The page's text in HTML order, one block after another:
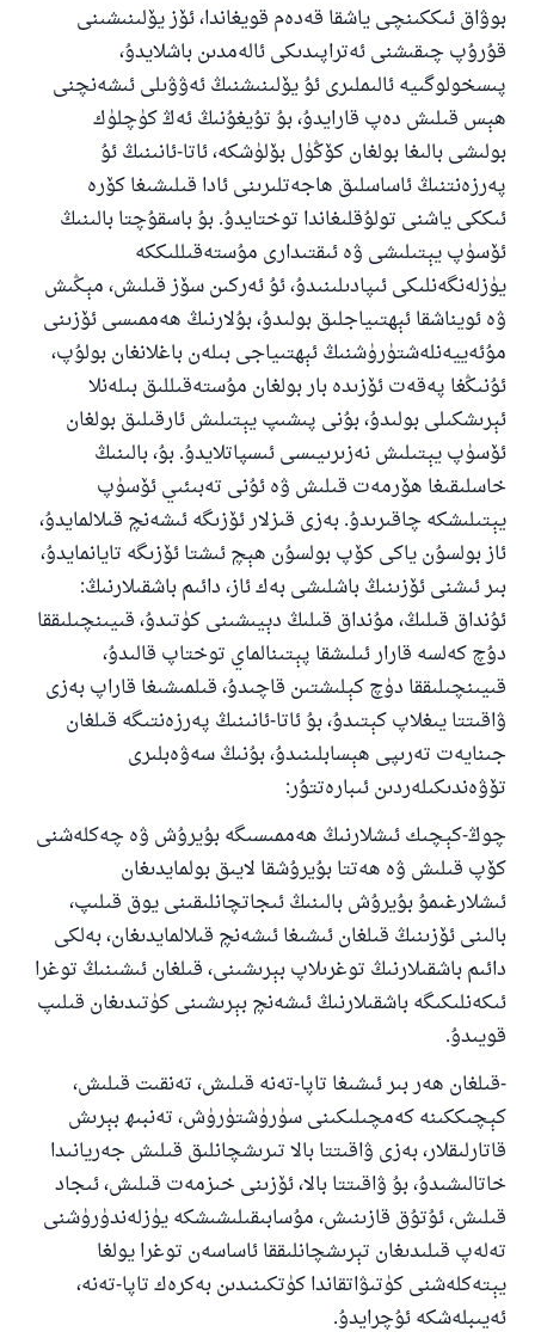
بوۋاق ئىككىنچى ياشقا قەدەم قويغاندا، ئۆز يۆلىنىشىنى
قۇرۇپ چىقىشنى ئەتراپىدىكى ئالەمدىن باشلايدۇ،
پىسخولوگىيە ئالىملىرى ئۇ يۆلىنىشنىڭ ئەۋۋىلى ئىشەنچنى
ھېس قىلىش دەپ قارايدۇ، بۇ تۇيغۇنىڭ ئەڭ كۈچلۈك
بولىشى بالىغا بولغان كۆڭۈل بۆلۈشكە، ئاتا-ئانىنىڭ ئۇ
پەرزەنتنىڭ ئاساسلىق ھاجەتلىرىنى ئادا قىلىشىغا كۆرە
ئىككى ياشنى تولۇقلىغاندا توختايدۇ. بۇ باسقۇچتا بالىنىڭ
ئۆسۈپ يېتىلىشى ۋە ئىقتىدارى مۇستەقىللىككە
يۈزلەنگەنلىكى ئىپادىلىنىدۇ، ئۇ ئەركىن سۆز قىلىش، مېڭىش
ۋە ئويناشقا ئېھتىياجلىق بولىدۇ، بۇلارنىڭ ھەممىسى ئۆزىنى
مۇئەييەنلەشتۈرۈشنىڭ ئېھتىياجى بىلەن باغلانغان بولۇپ،
ئۇنىڭغا پەقەت ئۆزىدە بار بولغان مۇستەقىللىق بىلەنلا
ئېرىشكىلى بولىدۇ، بۇنى پىشىپ يېتىلىش ئارقىلىق بولغان
ئۆسۈپ يېتىلىش نەزىرىيىسى ئىسپاتلايدۇ. بۇ، بالىنىڭ
خاسلىقىغا ھۆرمەت قىلىش ۋە ئۇنى تەبىئىي ئۆسۈپ
يېتىلىشكە چاقىرىدۇ. بەزى قىزلار ئۆزىگە ئىشەنچ قىلالمايدۇ،
ئاز بولسۇن ياكى كۆپ بولسۇن ھېچ ئىشتا ئۆزىگە تايانمايدۇ،
بىر ئىشنى ئۆزىنىڭ باشلىشى بەك ئاز، دائىم باشقىلارنىڭ:
ئۇنداق قىلىڭ، مۇنداق قىلىڭ دېيىشىنى كۈتىدۇ، قىيىنچىلىققا
دۇچ كەلسە قارار ئىلىشقا پېتىنالماي توختاپ قالىدۇ،
قىيىنچىلىققا دۈچ كېلىشتىن قاچىدۇ، قىلمىشىغا قاراپ بەزى
ۋاقىتتا يىغلاپ كېتىدۇ، بۇ ئاتا-ئانىنىڭ پەرزەنتىگە قىلغان
جىنايەت تەرىپى ھېسابلىنىدۇ، بۇنىڭ سەۋەبلىرى
تۆۋەندىكىلەردىن ئىبارەتتۇر:
چوڭ-كېچىك ئىشلارنىڭ ھەممىسىگە بۇيرۇش ۋە چەكلەشنى
كۆپ قىلىش ۋە ھەتتا بۇيرۇشقا لايىق بولمايدىغان
ئىشلارغىمۇ بۇيرۇش بالىنىڭ ئىجاتچانلىقىنى يوق قىلىپ،
بالىنى ئۆزىنىڭ قىلغان ئىشىغا ئىشەنچ قىلالمايدىغان، بەلكى
دائىم باشقىلارنىڭ توغرىلاپ بېرىشىنى، قىلغان ئىشىنىڭ توغرا
ئىكەنلىكىگە باشقىلارنىڭ ئىشەنچ بېرىشىنى كۈتىدىغان قىلىپ
قويىدۇ.
-قىلغان ھەر بىر ئىشىغا تاپا-تەنە قىلىش، تەنقىت قىلىش،
كېچىككىنە كەمچىلىكىنى سۈرۈشتۈرۈش، تەنبىھ بېرىش
قاتارلىقلار، بەزى ۋاقىتتا بالا تىرىشچانلىق قىلىش جەريانىدا
خاتالىشىدۇ، بۇ ۋاقىتتا بالا، ئۆزىنى خىزمەت قىلىش، ئىجاد
قىلىش، ئۇتۇق قازىنىش، مۇسابىقىلىشىشكە يۈزلەندۈرۈشنى
تەلەپ قىلىدىغان تېرىشچانلىققا ئاساسەن توغرا يولغا
يېتەكلەشنى كۈتىۋاتقاندا كۈتكىنىدىن بەكرەك تاپا-تەنە،
ئەيىبلەشكە ئۇچرايدۇ.